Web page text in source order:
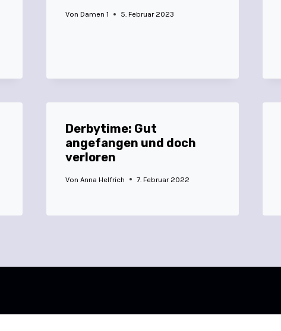
Von Damen 1 5. Februar 2023
Derbytime: Gut
angefangen und doch
verloren
Von Anna Helfrich 7. Februar 2022